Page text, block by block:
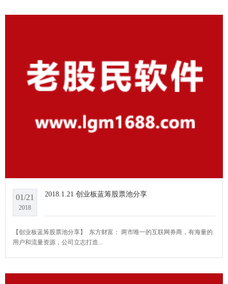
01/21
2018
2018.1.21 创业板蓝筹股票池分享
【创业板蓝筹股票池分享】 ​ 东方财富： 两市唯一的互联网券商，有海量的
用户和流量资源，公司立志打造...